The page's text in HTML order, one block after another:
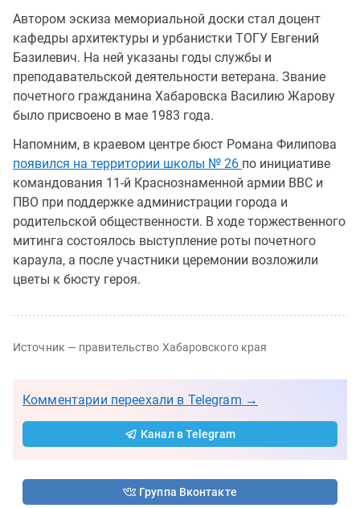
Автором эскиза мемориальной доски стал доцент
кафедры архитектуры и урбанистки ТОГУ Евгений
Базилевич. На ней указаны годы службы и
преподавательской деятельности ветерана. Звание
почетного гражданина Хабаровска Василию Жарову
было присвоено в мае 1983 года.
Напомним, в краевом центре бюст Романа Филипова
появился на территории школы № 26 по инициативе
командования 11-й Краснознаменной армии ВВС и
ПВО при поддержке администрации города и
родительской общественности. В ходе торжественного
митинга состоялось выступление роты почетного
караула, а после участники церемонии возложили
цветы к бюсту героя.
Источник — правительство Хабаровского края
Комментарии переехали в Telegram →
Канал в Telegram
Группа Вконтакте